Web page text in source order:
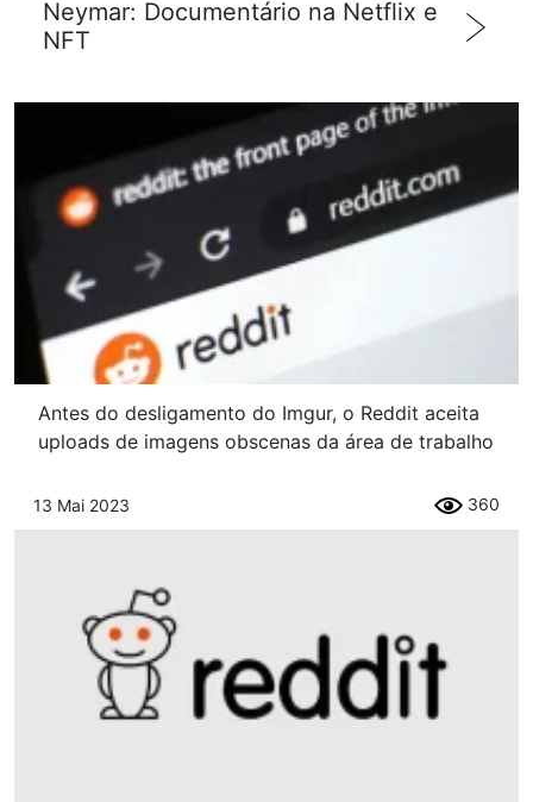
Neymar: Documentário na Netflix e
NFT
Antes do desligamento do Imgur, o Reddit aceita
uploads de imagens obscenas da área de trabalho
13 Mai 2023 360